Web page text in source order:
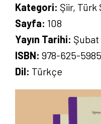
Kategori: Şiir, Türk
Sayfa: 108
Yayın Tarihi:
ISBN: 978-625-
Dil: Türkçe